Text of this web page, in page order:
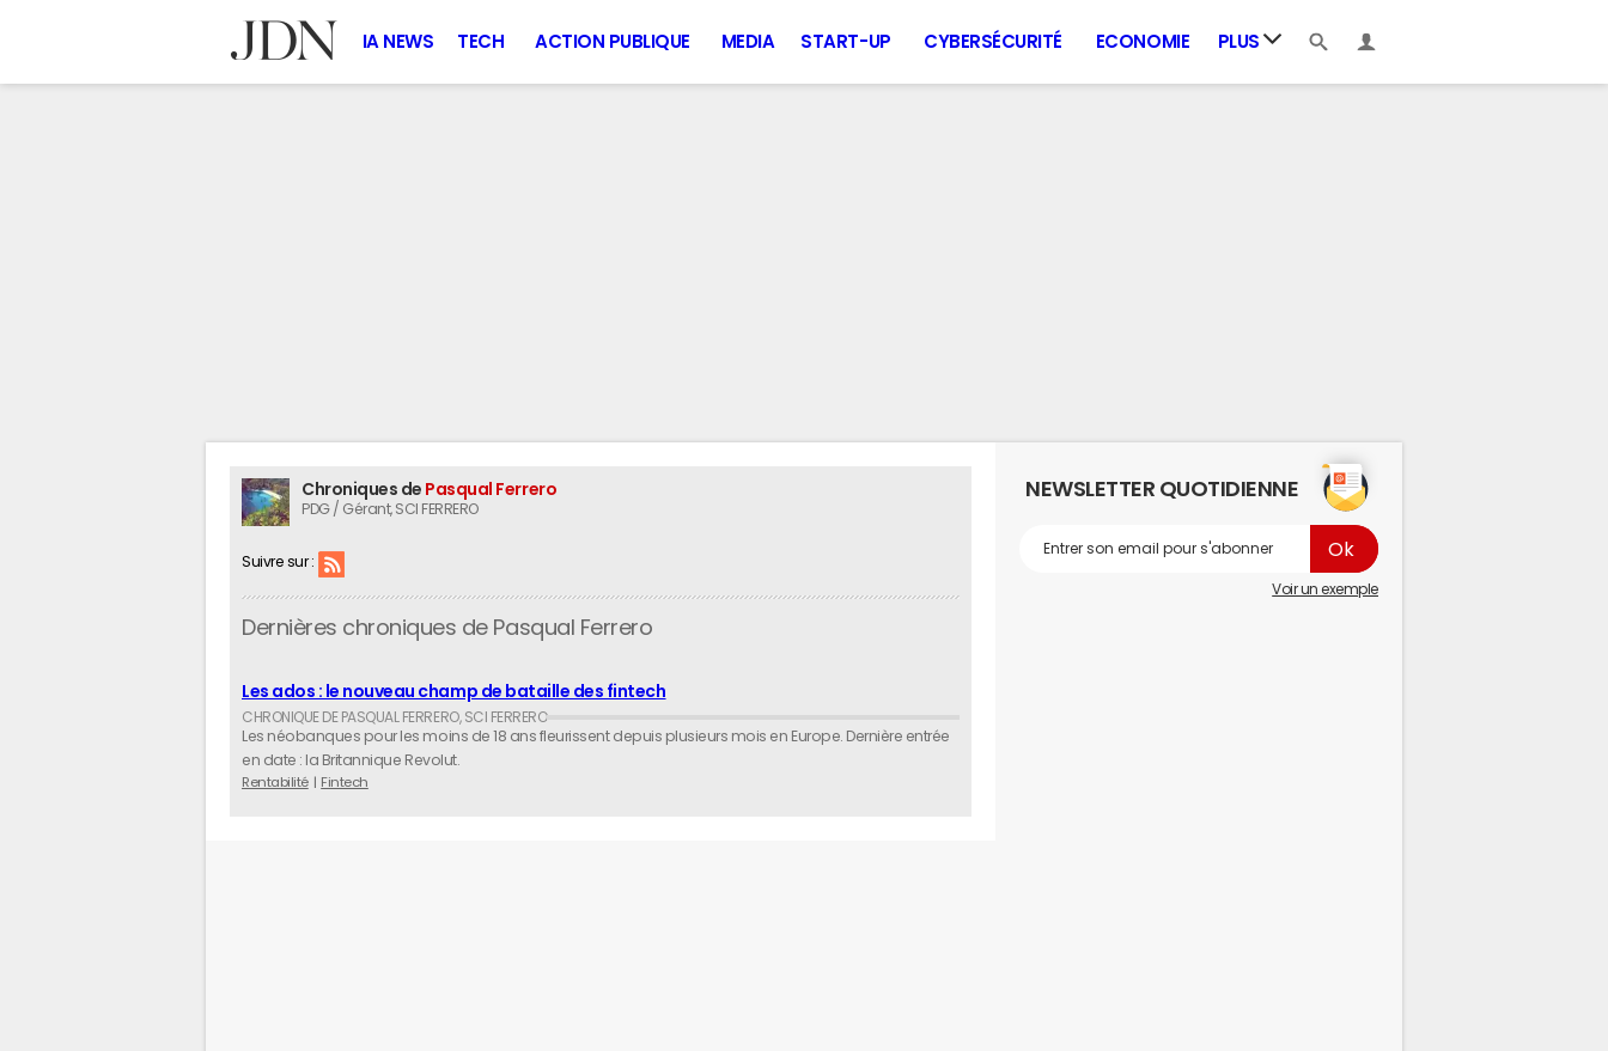
IA NEWS TECH ACTION PUBLIQUE MEDIA START-UP CYBERSÉCURITÉ ECONOMIE PLUS
Chroniques de Pasqual Ferrero
PDG / Gérant, SCI FERRERO
Suivre sur :
Dernières chroniques de Pasqual Ferrero
Les ados : le nouveau champ de bataille des fintech
Les néobanques pour les moins de 18 ans fleurissent depuis plusieurs mois en Europe. Dernière entrée
en date : la Britannique Revolut.
Rentabilité
Fintech
NEWSLETTER QUOTIDIENNE
Voir un exemple